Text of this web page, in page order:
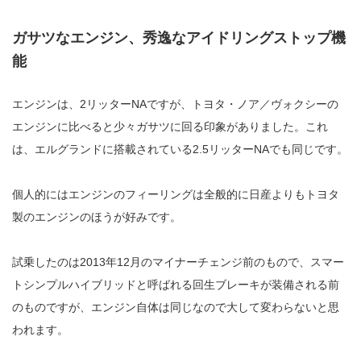
ガサツなエンジン、秀逸なアイドリングストップ機
能
エンジンは、2リッターNAですが、トヨタ・ノア／ヴォクシーの
エンジンに比べると少々ガサツに回る印象がありました。これ
は、エルグランドに搭載されている2.5リッターNAでも同じです。
個人的にはエンジンのフィーリングは全般的に日産よりもトヨタ
製のエンジンのほうが好みです。
試乗したのは2013年12月のマイナーチェンジ前のもので、スマー
トシンプルハイブリッドと呼ばれる回生ブレーキが装備される前
のものですが、エンジン自体は同じなので大して変わらないと思
われます。